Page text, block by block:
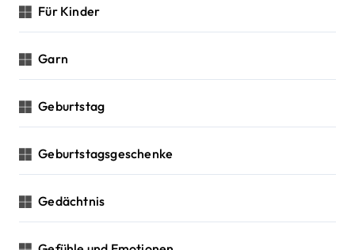
Für Kinder
Garn
Geburtstag
Geburtstagsgeschenke
Gedächtnis